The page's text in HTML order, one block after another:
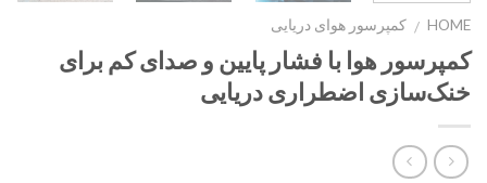
HOME
/ کمپرسور هوای دریایی
کمپرسور هوا با فشار پایین و صدای کم برای
خنک‌سازی اضطراری دریایی